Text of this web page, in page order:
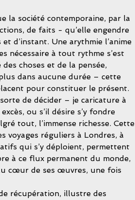
de faits - qu’elle engendre
d’instant. Une arythmie l’anime
nécessaire à tout rythme s’est
choses et de la pensée,
dans aucune durée – cette
pour constituer le présent.
de décider – je caricature à
ou s’il désire s’y fondre
tout, l’immense richesse. Cette
voyages réguliers à Londres, à
qui s’y déploient, permettent
à ce flux permanent du monde,
cœur de ses œuvres, une fois